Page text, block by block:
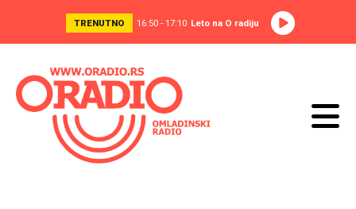
TRENUTNO 16:50 - 17:10 Leto na O radiju